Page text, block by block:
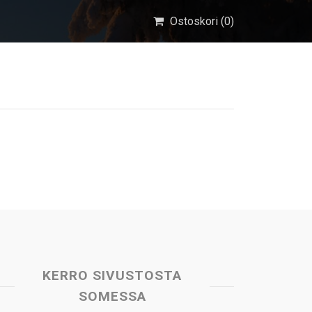
Ostoskori (0)
KERRO SIVUSTOSTA
SOMESSA